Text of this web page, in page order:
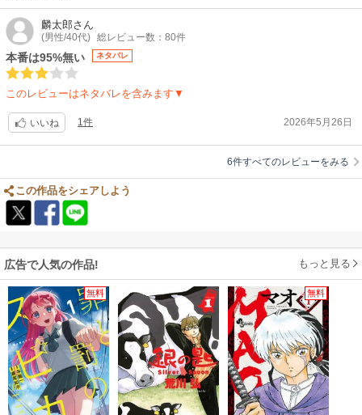
麟太郎さん
(男性/40代) 総レビュー数：80件
本番は95%無い ネタバレ
このレビューはネタバレを含みます▼
いいね 1件 2026年5月26日
6件すべてのレビューをみる
この作品をシェアしよう
広告で人気の作品! もっと見る
無料 無料